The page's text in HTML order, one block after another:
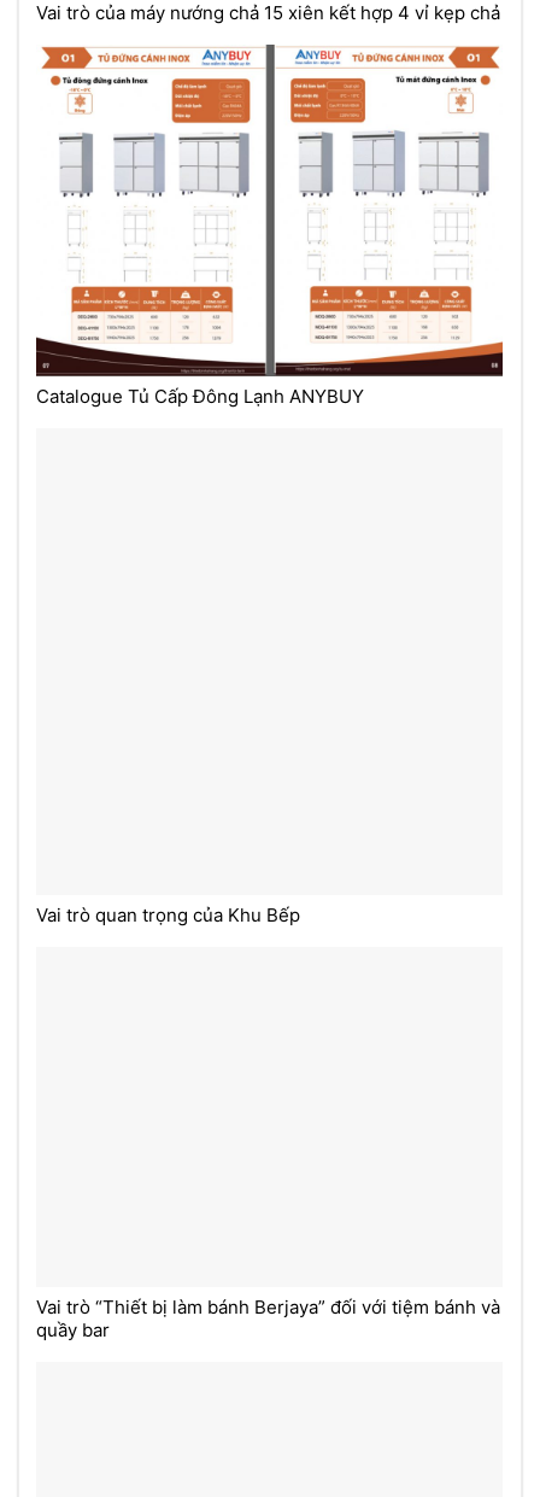
Vai trò của máy nướng chả 15 xiên kết hợp 4 vỉ kẹp chả
Catalogue Tủ Cấp Đông Lạnh ANYBUY
Vai trò quan trọng của Khu Bếp
Vai trò “Thiết bị làm bánh Berjaya” đối với tiệm bánh và
quầy bar